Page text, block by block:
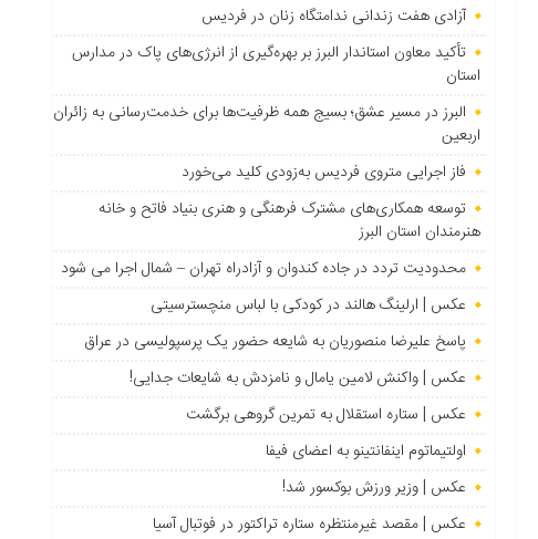
آزادی هفت زندانی ندامتگاه زنان در فردیس
تأکید معاون استاندار البرز بر بهره‌گیری از انرژی‌های پاک در مدارس
استان
البرز در مسیر عشق؛ بسیج همه ظرفیت‌ها برای خدمت‌رسانی به زائران
اربعین
فاز اجرایی متروی فردیس به‌زودی کلید می‌خورد
توسعه همکاری‌های مشترک فرهنگی و هنری بنیاد فاتح و خانه
هنرمندان استان البرز
محدودیت تردد در جاده کندوان و آزادراه تهران – شمال اجرا می شود
عکس | ارلینگ هالند در کودکی با لباس منچسترسیتی
پاسخ علیرضا منصوریان به شایعه حضور یک پرسپولیسی در عراق
عکس | واکنش لامین یامال و نامزدش به شایعات جدایی!
عکس | ستاره استقلال به تمرین گروهی برگشت
اولتیماتوم اینفانتینو به اعضای فیفا
عکس | وزیر ورزش بوکسور شد!
عکس | مقصد غیرمنتظره ستاره تراکتور در فوتبال آسیا